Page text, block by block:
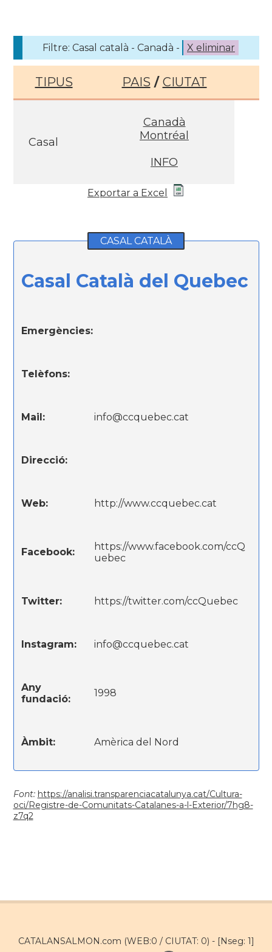
Filtre: Casal català - Canadà - X eliminar
TIPUS PAIS / CIUTAT
Casal
Canadà
Montréal
INFO
Exportar a Excel
CASAL CATALÀ
Casal Català del Quebec
Emergències:
Telèfons:
Mail: info@ccquebec.cat
Direcció:
Web: http://www.ccquebec.cat
Facebook:
https://www.facebook.com/ccQ
uebec
Twitter: https://twitter.com/ccQuebec
Instagram: info@ccquebec.cat
Any
fundació:
1998
Àmbit: Amèrica del Nord
Font: https://analisi.transparenciacatalunya.cat/Cultura-
oci/Registre-de-Comunitats-Catalanes-a-l-Exterior/7hg8-
z7q2
CATALANSALMON.com (WEB:0 / CIUTAT: 0) - [Nseg: 1]